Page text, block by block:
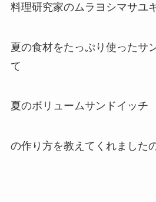
料理研究家のムラヨシマサユ
夏の食材をたっぷり使ったサ
て
夏のボリュームサンドイッチ
の作り方を教えてくれました